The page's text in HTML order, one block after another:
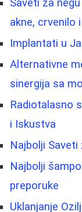
Saveti za
akne, crvenilo
Implantati u
Alternativne
sinergija sa
Radiotalasno
i Iskustva
Najbolji Saveti
Najbolji
preporuke
Uklanjanje